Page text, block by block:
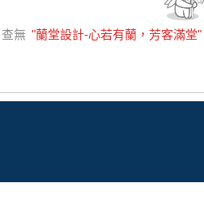
無 "蘭堂設計-心若有蘭，芳客滿堂"